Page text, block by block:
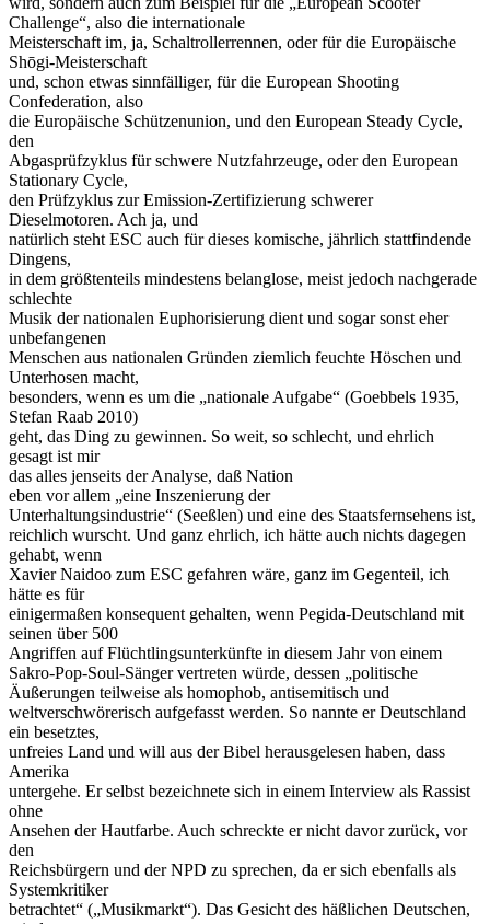
Challenge“, also die internationale
Meisterschaft im, ja, Schaltrollerrennen, oder für die Europäische
Shōgi-Meisterschaft
und, schon etwas sinnfälliger, für die European Shooting
Confederation, also
die Europäische Schützenunion, und den European Steady Cycle,
den
Abgasprüfzyklus für schwere Nutzfahrzeuge, oder den European
Stationary Cycle,
den Prüfzyklus zur Emission-Zertifizierung schwerer
Dieselmotoren. Ach ja, und
natürlich steht ESC auch für dieses komische, jährlich stattfindende
Dingens,
in dem größtenteils mindestens belanglose, meist jedoch nachgerade
schlechte
Musik der nationalen Euphorisierung dient und sogar sonst eher
unbefangenen
Menschen aus nationalen Gründen ziemlich feuchte Höschen und
Unterhosen macht,
besonders, wenn es um die „nationale Aufgabe“ (Goebbels 1935,
Stefan Raab 2010)
geht, das Ding zu gewinnen. So weit, so schlecht, und ehrlich
gesagt ist mir
das alles jenseits der Analyse, daß Nation
eben vor allem „eine Inszenierung der
Unterhaltungsindustrie“ (Seeßlen) und eine des Staatsfernsehens ist,
reichlich wurscht. Und ganz ehrlich, ich hätte auch nichts dagegen
gehabt, wenn
Xavier Naidoo zum ESC gefahren wäre, ganz im Gegenteil, ich
hätte es für
einigermaßen konsequent gehalten, wenn Pegida-Deutschland mit
seinen über 500
Angriffen auf Flüchtlingsunterkünfte in diesem Jahr von einem
Sakro-Pop-Soul-Sänger vertreten würde, dessen „politische
Äußerungen teilweise als homophob, antisemitisch und
weltverschwörerisch aufgefasst werden. So nannte er Deutschland
ein besetztes,
unfreies Land und will aus der Bibel herausgelesen haben, dass
Amerika
untergehe. Er selbst bezeichnete sich in einem Interview als Rassist
ohne
Ansehen der Hautfarbe. Auch schreckte er nicht davor zurück, vor
den
Reichsbürgern und der NPD zu sprechen, da er sich ebenfalls als
Systemkritiker
betrachtet“ („Musikmarkt“). Das Gesicht des häßlichen Deutschen,